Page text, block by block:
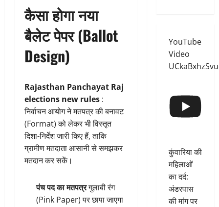
कैसा होगा नया
बैलेट पेपर (Ballot
Design)
Rajasthan Panchayat Raj
elections new rules :
निर्वाचन आयोग ने मतपत्र की बनावट
(Format) को लेकर भी विस्तृत
दिशा-निर्देश जारी किए हैं, ताकि
ग्रामीण मतदाता आसानी से समझकर
मतदान कर सकें।
पंच पद का मतपत्रगुलाबी रंग
(Pink Paper) पर छापा जाएगा
YouTube
Video
कुंवारिया की
महिलाओं
का दर्द:
अंडरपास
की मांग पर